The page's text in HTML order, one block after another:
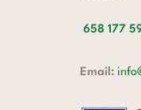
658 177
Email: